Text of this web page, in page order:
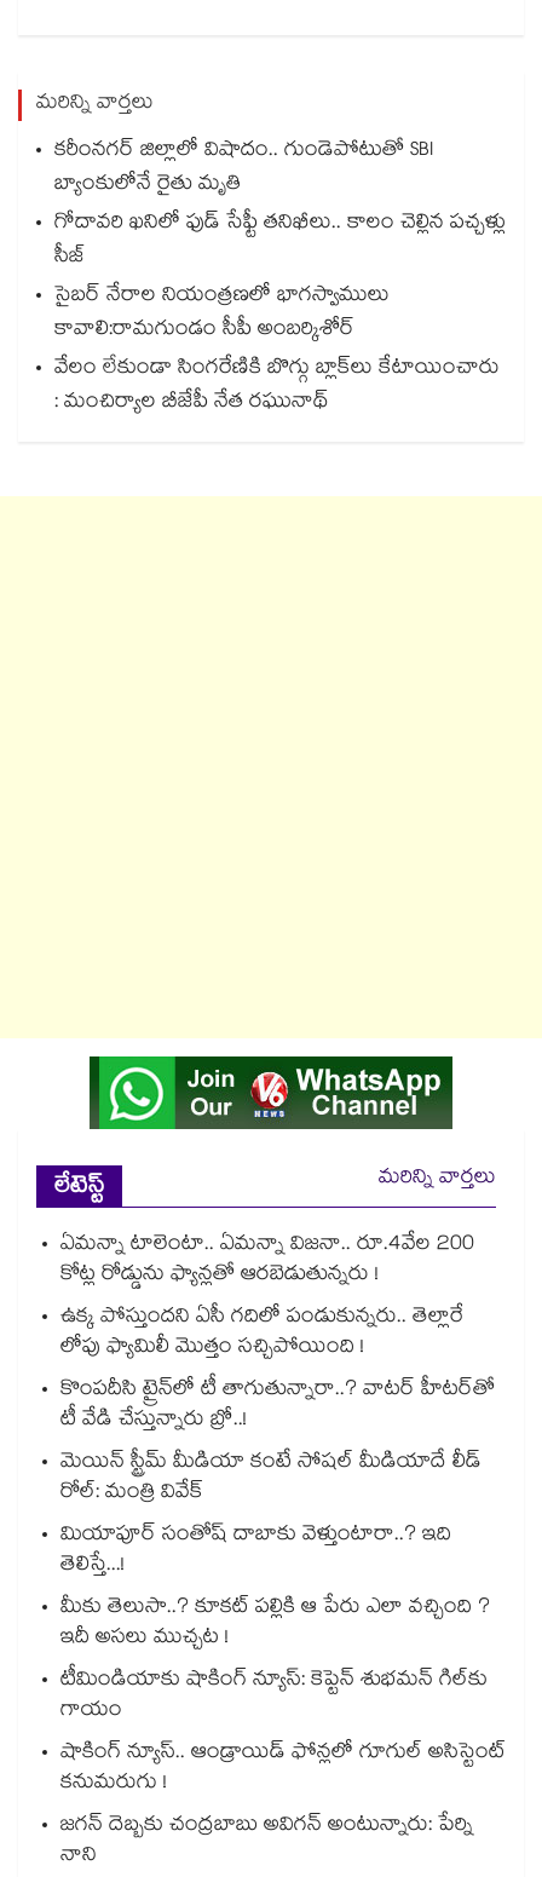
మరిన్ని వార్తలు
కరీంనగర్ జిల్లాలో విషాదం.. గుండెపోటుతో SBI
బ్యాంకులోనే రైతు మృతి
గోదావరి ఖనిలో ఫుడ్ సేఫ్టీ తనిఖీలు.. కాలం చెల్లిన పచ్చళ్లు
సీజ్
సైబర్ నేరాల నియంత్రణలో భాగస్వాములు
కావాలి:రామగుండం సీపీ అంబర్కిశోర్‌‌‌‌‌‌‌‌‌‌‌‌‌‌‌‌
వేలం లేకుండా సింగరేణికి బొగ్గు బ్లాక్‌‌‌‌‌‌‌‌లు కేటాయించారు
: మంచిర్యాల బీజేపీ నేత రఘునాథ్
లేటెస్ట్
మరిన్ని వార్తలు
ఏమన్నా టాలెంటా.. ఏమన్నా విజనా.. రూ.4వేల 200
కోట్ల రోడ్డును ఫ్యాన్లతో ఆరబెడుతున్నరు !
ఉక్క పోస్తుందని ఏసీ గదిలో పండుకున్నరు.. తెల్లారే
లోపు ఫ్యామిలీ మొత్తం సచ్చిపోయింది !
కొంపదీసి ట్రైన్⁬లో టీ తాగుతున్నారా..? వాటర్ హీటర్⁭⁭తో
టీ వేడి చేస్తున్నారు బ్రో..!
మెయిన్ స్ట్రీమ్ మీడియా కంటే సోషల్ మీడియాదే లీడ్
రోల్: మంత్రి వివేక్
మియాపూర్ సంతోష్ దాబాకు వెళ్తుంటారా..? ఇది
తెలిస్తే...!
మీకు తెలుసా..? కూకట్ పల్లికి ఆ పేరు ఎలా వచ్చింది ?
ఇదీ అసలు ముచ్చట !
టీమిండియాకు షాకింగ్ న్యూస్: కెప్టెన్ శుభమన్ గిల్‎కు
గాయం
షాకింగ్ న్యూస్.. ఆండ్రాయిడ్ ఫోన్లలో గూగుల్ అసిస్టెంట్
కనుమరుగు !
జగన్ దెబ్బకు చంద్రబాబు అవిగన్ అంటున్నారు: పేర్ని
నాని